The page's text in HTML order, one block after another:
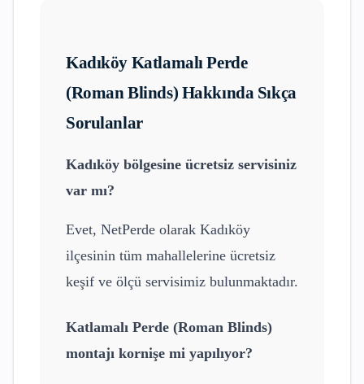
Kadıköy Katlamalı Perde
(Roman Blinds) Hakkında Sıkça
Sorulanlar
Kadıköy bölgesine ücretsiz servisiniz
var mı?
Evet, NetPerde olarak Kadıköy
ilçesinin tüm mahallelerine ücretsiz
keşif ve ölçü servisimiz bulunmaktadır.
Katlamalı Perde (Roman Blinds)
montajı kornişe mi yapılıyor?